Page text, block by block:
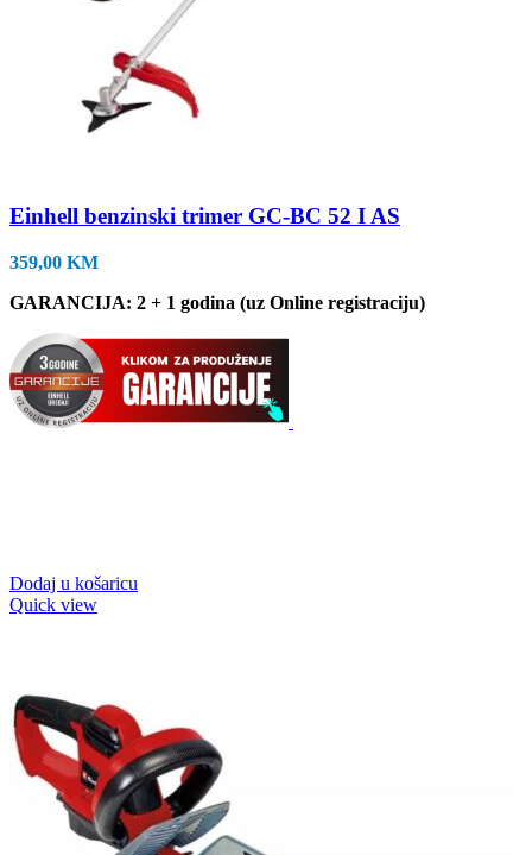
Einhell benzinski trimer GC-BC 52 I AS
359,00 KM
GARANCIJA: 2 + 1 godina (uz Online registraciju)
Dodaj u košaricu
Quick view